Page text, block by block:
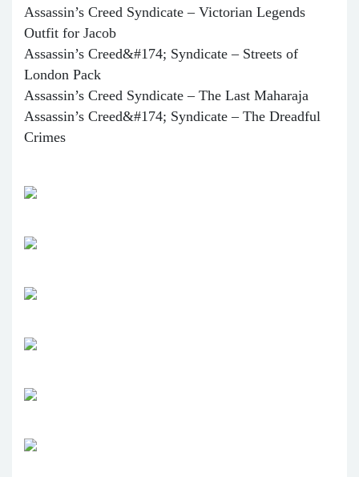
Assassin’s Creed Syndicate – Victorian Legends
Outfit for Jacob
Assassin’s Creed&#174; Syndicate – Streets of
London Pack
Assassin’s Creed Syndicate – The Last Maharaja
Assassin’s Creed&#174; Syndicate – The Dreadful
Crimes